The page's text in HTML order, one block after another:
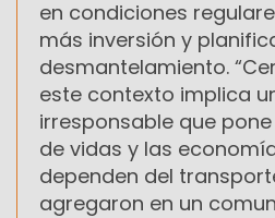
en condiciones
más inversión y
desmantelamiento.
este contexto implica
irresponsable que
de vidas y las
dependen del
agregaron en un